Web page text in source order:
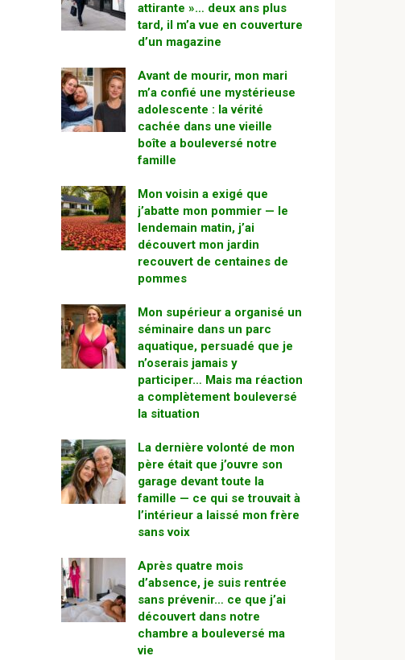
attirante »… deux ans plus
tard, il m’a vue en couverture
d’un magazine
Avant de mourir, mon mari
m’a confié une mystérieuse
adolescente : la vérité
cachée dans une vieille
boîte a bouleversé notre
famille
Mon voisin a exigé que
j’abatte mon pommier — le
lendemain matin, j’ai
découvert mon jardin
recouvert de centaines de
pommes
Mon supérieur a organisé un
séminaire dans un parc
aquatique, persuadé que je
n’oserais jamais y
participer… Mais ma réaction
a complètement bouleversé
la situation
La dernière volonté de mon
père était que j’ouvre son
garage devant toute la
famille — ce qui se trouvait à
l’intérieur a laissé mon frère
sans voix
Après quatre mois
d’absence, je suis rentrée
sans prévenir… ce que j’ai
découvert dans notre
chambre a bouleversé ma
vie